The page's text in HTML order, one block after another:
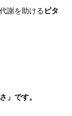
謝を助ける ビタ
」です。